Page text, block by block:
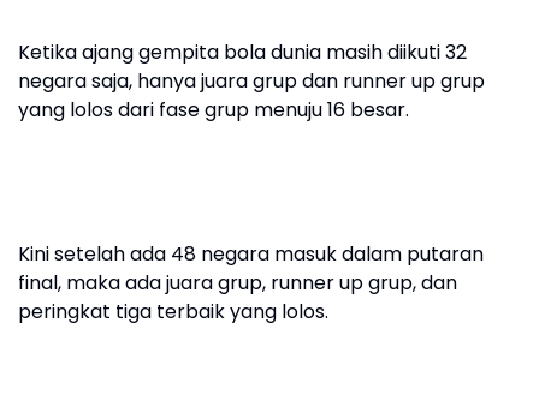
Ketika ajang gempita bola dunia masih diikuti 32
negara saja, hanya juara grup dan runner up grup
yang lolos dari fase grup menuju 16 besar.
Kini setelah ada 48 negara masuk dalam putaran
final, maka ada juara grup, runner up grup, dan
peringkat tiga terbaik yang lolos.